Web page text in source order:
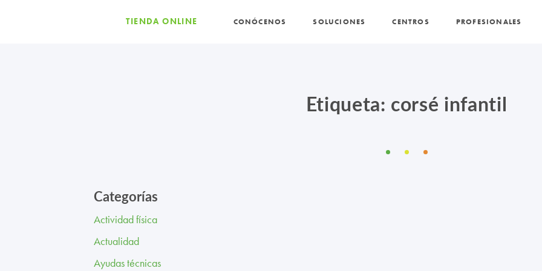
TIENDA ONLINE CONÓCENOS SOLUCIONES CENTROS PROFESIONALES
Etiqueta: corsé infantil
Categorías
Actividad física
Actualidad
Ayudas técnicas